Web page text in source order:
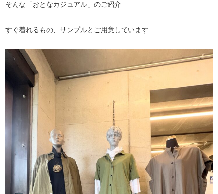
そんな「おとなカジュアル」のご紹介
すぐ着れるもの、サンプルとご用意しています